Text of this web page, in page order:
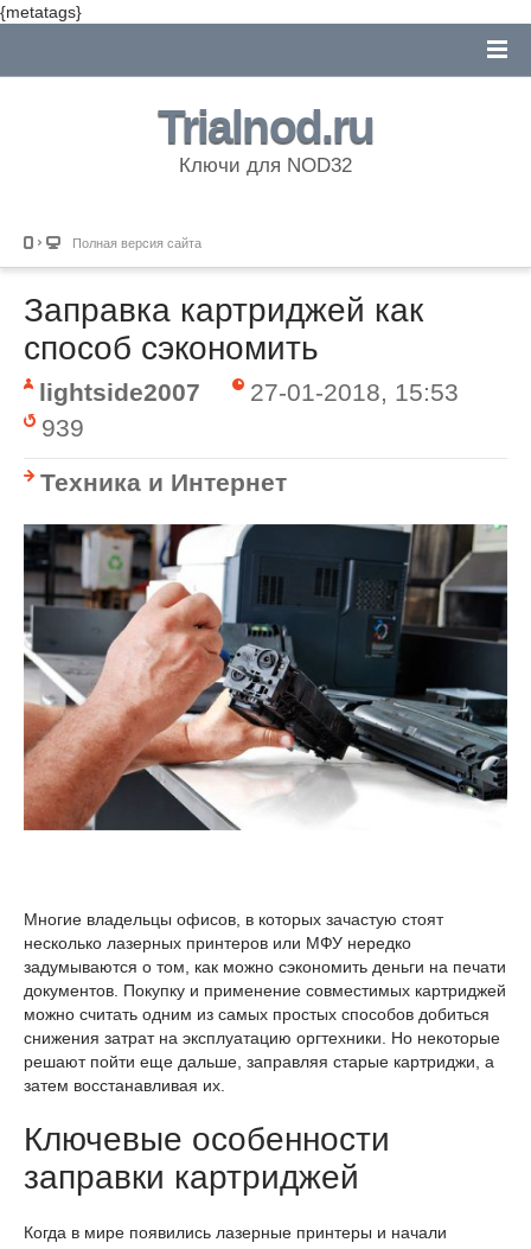
{metatags}
Trialnod.ru
Ключи для NOD32
Полная версия сайта
Заправка картриджей как
способ сэкономить
lightside2007
27-01-2018, 15:53
939
Техника и Интернет
Многие владельцы офисов, в которых зачастую стоят
несколько лазерных принтеров или МФУ нередко
задумываются о том, как можно сэкономить деньги на печати
документов. Покупку и применение совместимых картриджей
можно считать одним из самых простых способов добиться
снижения затрат на эксплуатацию оргтехники. Но некоторые
решают пойти еще дальше, заправляя старые картриджи, а
затем восстанавливая их.
Ключевые особенности
заправки картриджей
Когда в мире появились лазерные принтеры и начали